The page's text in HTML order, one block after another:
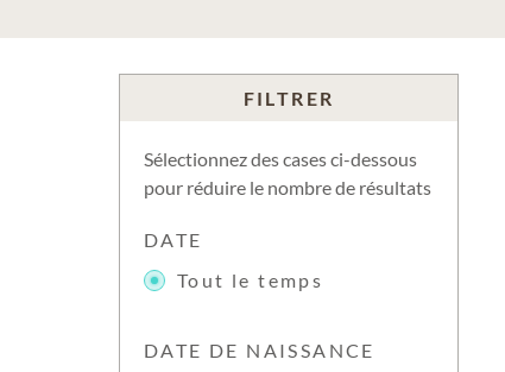
FILTRER
Sélectionnez des cases ci-dessous
pour réduire le nombre de résultats
DATE
Tout le temps
DATE DE NAISSANCE